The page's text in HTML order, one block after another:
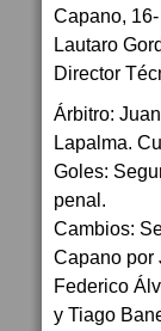
Capano,
Lautaro
Director
Árbitro:
Lapalma.
Goles:
penal.
Cambios:
Capano por
Federico
y Tiago